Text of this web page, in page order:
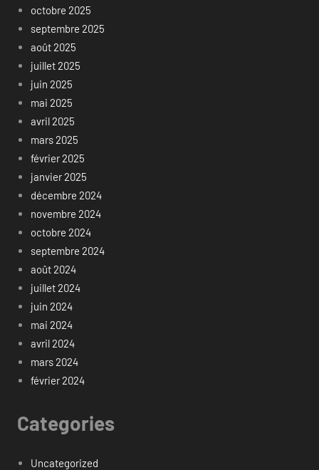
octobre 2025
septembre 2025
août 2025
juillet 2025
juin 2025
mai 2025
avril 2025
mars 2025
février 2025
janvier 2025
décembre 2024
novembre 2024
octobre 2024
septembre 2024
août 2024
juillet 2024
juin 2024
mai 2024
avril 2024
mars 2024
février 2024
Categories
Uncategorized